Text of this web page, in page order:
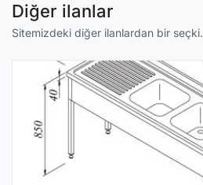
Diğer ilanlar
Sitemizdeki diğer ilanlardan bir seçki.